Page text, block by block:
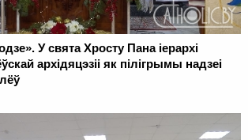
У свята Хросту Пана іерархі
архідяцэзіі як пілігрымы надзеі